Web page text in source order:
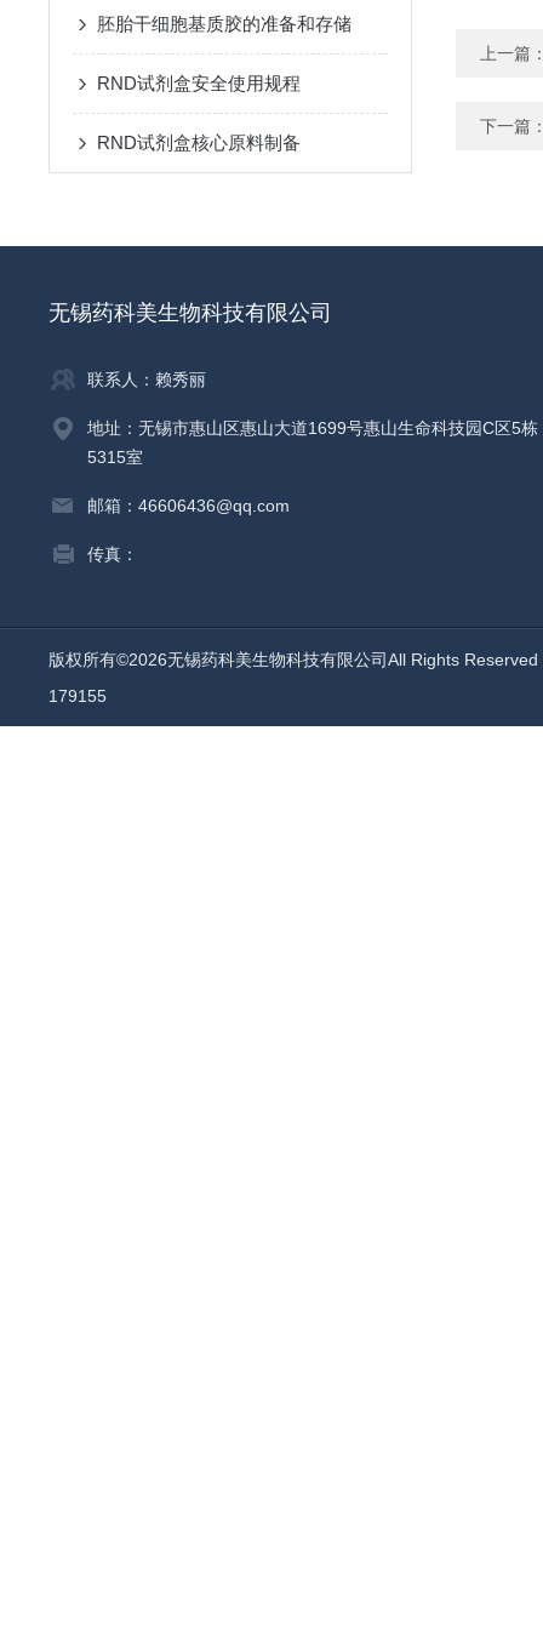
胚胎干细胞基质胶的准备和存储
RND试剂盒安全使用规程
RND试剂盒核心原料制备
上一篇
下一篇
无锡药科美生物科技有限公司
联系人：赖秀丽
地址：无锡市惠山区惠山大道1699号惠山生命科技园C区5栋
5315室
邮箱：46606436@qq.com
传真：
版权所有©2026无锡药科美生物科技有限公司All Rights
179155